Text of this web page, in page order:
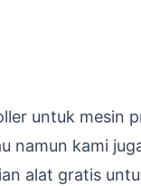
untuk mesin
namun kami
alat gratis